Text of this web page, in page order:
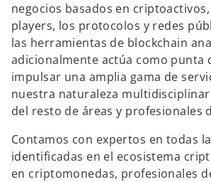
negocios basados en
players, los protocolos y redes
las herramientas de blockchain
adicionalmente actúa como punta
impulsar una amplia gama de
nuestra naturaleza
del resto de áreas y profesionales
Contamos con expertos en todas
identificadas en el ecosistema
en criptomonedas, profesionales